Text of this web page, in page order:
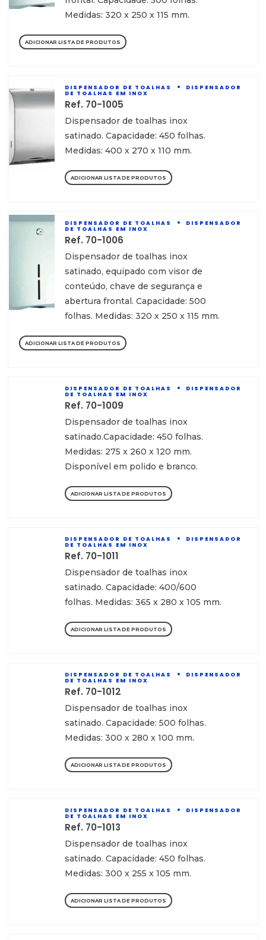
Medidas: 320 x 250 x 115 mm.
ADICIONAR LISTA DE PRODUTOS
DISPENSADOR DE TOALHAS
DISPENSADOR
DE TOALHAS EM INOX
Ref. 70-1005
Dispensador de toalhas inox
satinado. Capacidade: 450 folhas.
Medidas: 400 x 270 x 110 mm.
ADICIONAR LISTA DE PRODUTOS
DISPENSADOR DE TOALHAS
DISPENSADOR
DE TOALHAS EM INOX
Ref. 70-1006
Dispensador de toalhas inox
satinado, equipado com visor de
conteúdo, chave de segurança e
abertura frontal. Capacidade: 500
folhas. Medidas: 320 x 250 x 115 mm.
ADICIONAR LISTA DE PRODUTOS
DISPENSADOR DE TOALHAS
DISPENSADOR
DE TOALHAS EM INOX
Ref. 70-1009
Dispensador de toalhas inox
satinado.Capacidade: 450 folhas.
Medidas: 275 x 260 x 120 mm.
Disponível em polido e branco.
ADICIONAR LISTA DE PRODUTOS
DISPENSADOR DE TOALHAS
DISPENSADOR
DE TOALHAS EM INOX
Ref. 70-1011
Dispensador de toalhas inox
satinado. Capacidade: 400/600
folhas. Medidas: 365 x 280 x 105 mm.
ADICIONAR LISTA DE PRODUTOS
DISPENSADOR DE TOALHAS
DISPENSADOR
DE TOALHAS EM INOX
Ref. 70-1012
Dispensador de toalhas inox
satinado. Capacidade: 500 folhas.
Medidas: 300 x 280 x 100 mm.
ADICIONAR LISTA DE PRODUTOS
DISPENSADOR DE TOALHAS
DISPENSADOR
DE TOALHAS EM INOX
Ref. 70-1013
Dispensador de toalhas inox
satinado. Capacidade: 450 folhas.
Medidas: 300 x 255 x 105 mm.
ADICIONAR LISTA DE PRODUTOS